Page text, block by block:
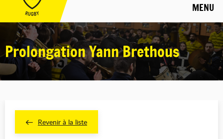
MENU
Prolongation Yann Brethous
Revenir à la liste